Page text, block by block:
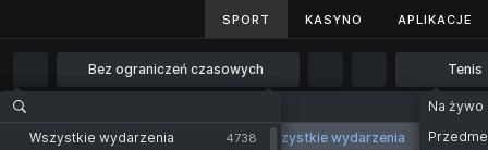
SPORT KASYNO APLIKACJE
SPORT KASYNO APLIKACJE
Bez ograniczeń czasowych Tenis
World Tennis. Kobiety
1 godz.
Wszystkie wydarzenia 182
Wszystkie wydarzenia
Na żywo
Wszystkie wydarzenia 4738